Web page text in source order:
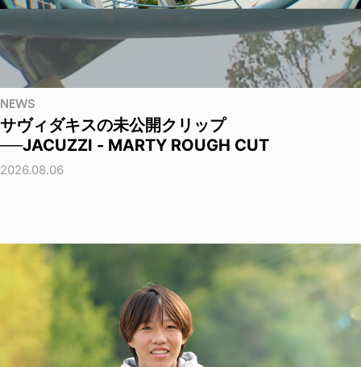
NEWS
サヴィダキスの未公開クリップ
──JACUZZI - MARTY ROUGH CUT
2026.08.06